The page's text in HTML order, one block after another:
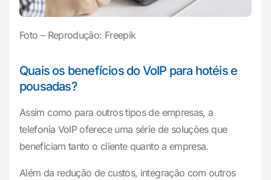
Foto – Reprodução: Freepik
Quais os benefícios do VoIP para hotéis e
pousadas?
Assim como para outros tipos de empresas, a
telefonia VoIP oferece uma série de soluções que
beneficiam tanto o cliente quanto a empresa.
Além da redução de custos, integração com outros